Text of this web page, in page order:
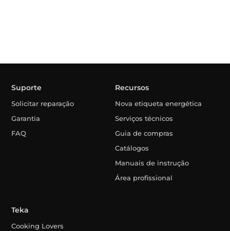
Suporte
Solicitar reparação
Garantia
FAQ
Recursos
Nova etiqueta energética
Serviços técnicos
Guia de compras
Catálogos
Manuais de instrução
Área profissional
Teka
Cooking Lovers